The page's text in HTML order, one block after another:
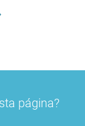
página?